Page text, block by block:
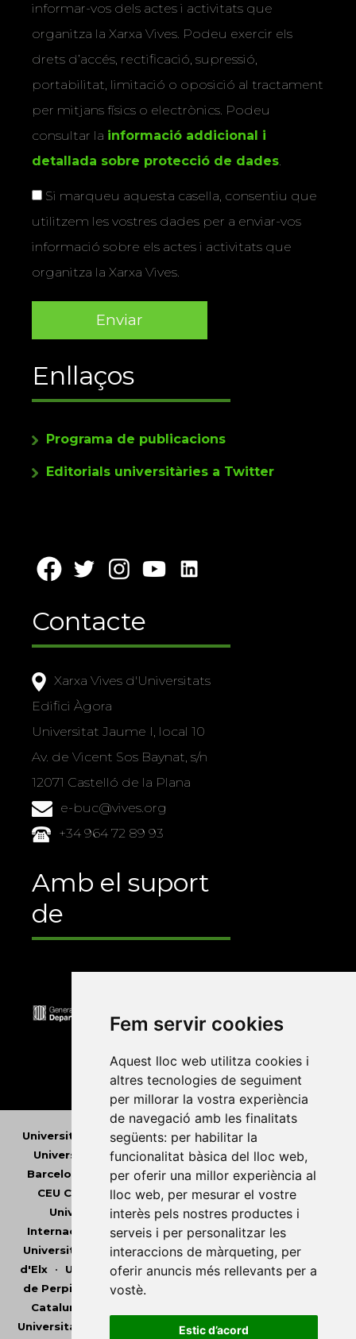
Fem servir cookies
Aquest lloc web utilitza cookies i
altres tecnologies de seguiment
per millorar la vostra experiència
de navegació amb les finalitats
següents: per habilitar la
funcionalitat bàsica del lloc web,
per oferir una millor experiència al
lloc web, per mesurar el vostre
interès pels nostres productes i
serveis i per personalitzar les
interaccions de màrqueting, per
oferir anuncis més rellevants per a
vostè.
Estic d’acord
informar-vos dels actes i activitats que
organitza la Xarxa Vives. Podeu exercir els
drets d’accés, rectificació, supressió,
portabilitat, limitació o oposició al tractament
per mitjans físics o electrònics. Podeu
consultar la informació addicional i
detallada sobre protecció de dades.
Si marqueu aquesta casella, consentiu que
utilitzem les vostres dades per a enviar-vos
informació sobre els actes i activitats que
organitza la Xarxa Vives.
Enllaços
Programa de publicacions
Editorials universitàries a Twitter
Contacte
Xarxa Vives d'Universitats
Edifici Àgora
Universitat Jaume I, local 10
Av. de Vicent Sos Baynat, s/n
12071 Castelló de la Plana
e-buc@vives.org
+34 964 72 89 93
Amb el suport
de
Universitat Abat Oliba CEU•Universitat d'Alacant
Universitat d'Andorra•Universitat Autònoma de
Barcelona
Universitat de Barcelona•Universitat
CEU Cardenal Herrera
•Universitat de Girona
Universitat de les Illes Balears•Universitat
Internacional de Catalunya •Universitat Jaume I
Universitat de Lleida•Universitat Miguel Hernández
d'Elx• Universitat Oberta de Catalunya•Universitat
de Perpinyà Via Domitia
Catalunya
Universitat Pompeu Fabra
•Universitat Ramon Llull